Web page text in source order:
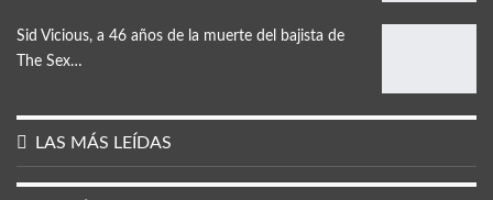
Sid Vicious, a 46 años de la muerte del bajista de
The Sex…
LAS MÁS LEÍDAS